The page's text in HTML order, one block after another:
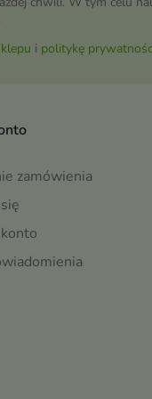
i politykę
zamówienia